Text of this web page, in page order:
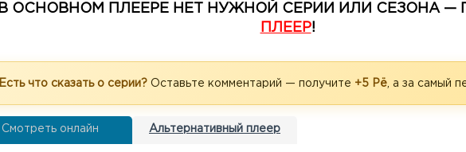
В ОСНОВНОМ ПЛЕЕРЕ НЕТ НУЖНОЙ СЕРИИ ИЛИ СЕЗОНА —
ПЛЕЕР!
Есть что сказать о серии? Оставьте комментарий — получите +5 Рё , а за самый
Смотреть онлайн Альтернативный плеер